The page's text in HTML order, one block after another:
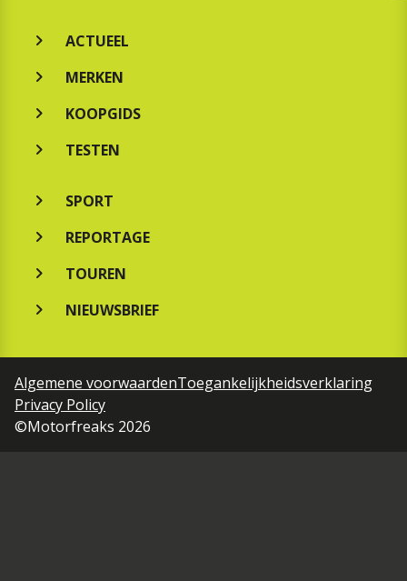
ACTUEEL
MERKEN
KOOPGIDS
TESTEN
SPORT
REPORTAGE
TOUREN
NIEUWSBRIEF
Algemene voorwaardenToegankelijkheidsverklaring
Privacy Policy
©Motorfreaks 2026